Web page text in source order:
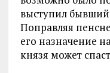
выступил бывший
Поправляя
его назначение
князя может